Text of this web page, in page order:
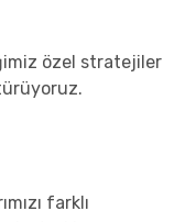
özel stratejiler
farklı